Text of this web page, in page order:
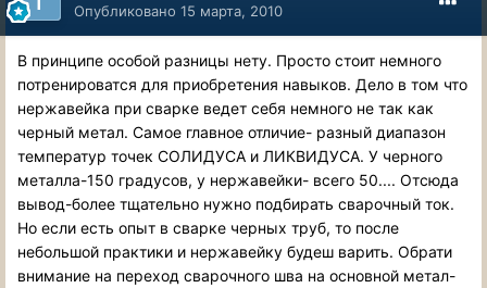
Опубликовано 15 марта, 2010
В принципе особой разницы нету. Просто стоит немного
потренироватся для приобретения навыков. Дело в том что
нержавейка при сварке ведет себя немного не так как
черный метал. Самое главное отличие- разный диапазон
температур точек СОЛИДУСА и ЛИКВИДУСА. У черного
металла-150 градусов, у нержавейки- всего 50.... Отсюда
вывод-более тщательно нужно подбирать сварочный ток.
Но если есть опыт в сварке черных труб, то после
небольшой практики и нержавейку будеш варить. Обрати
внимание на переход сварочного шва на основной метал-